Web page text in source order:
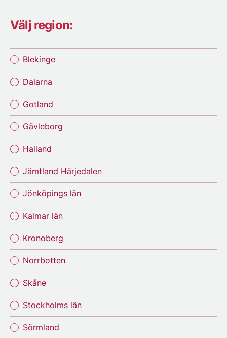
Välj region:
Blekinge
Dalarna
Gotland
Gävleborg
Halland
Jämtland Härjedalen
Jönköpings län
Kalmar län
Kronoberg
Norrbotten
Skåne
Stockholms län
Sörmland